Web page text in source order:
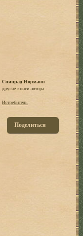
Спинрад Норманн
другие книги автора:
Истребитель
Поделиться